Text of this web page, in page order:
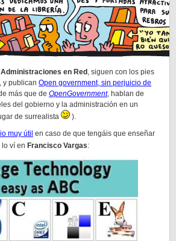
Administraciones en Red , siguen con los pies
y publican Open government, sin perjuicio de
más que de OpenGovernment, hablan de
del gobierno y la administración en un
de surrealista
).
muy útil en caso de que tengáis que enseñar
lo ví en Francisco Vargas: